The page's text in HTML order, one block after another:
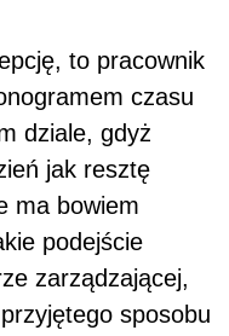
to pracownik
czasu
dziale, gdyż
jak resztę
ma bowiem
podejście
zarządzającej,
sposobu